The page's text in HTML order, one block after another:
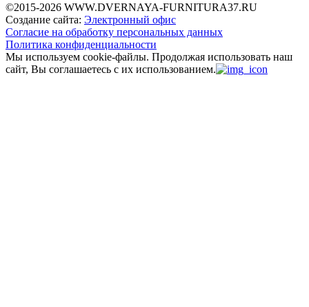
©2015-2026 WWW.DVERNAYA-FURNITURA37.RU
Создание сайта: Электронный офис
Согласие на обработку персональных данных
Политика конфиденциальности
Мы используем cookie-файлы. Продолжая использовать наш
сайт, Вы соглашаетесь с их использованием.